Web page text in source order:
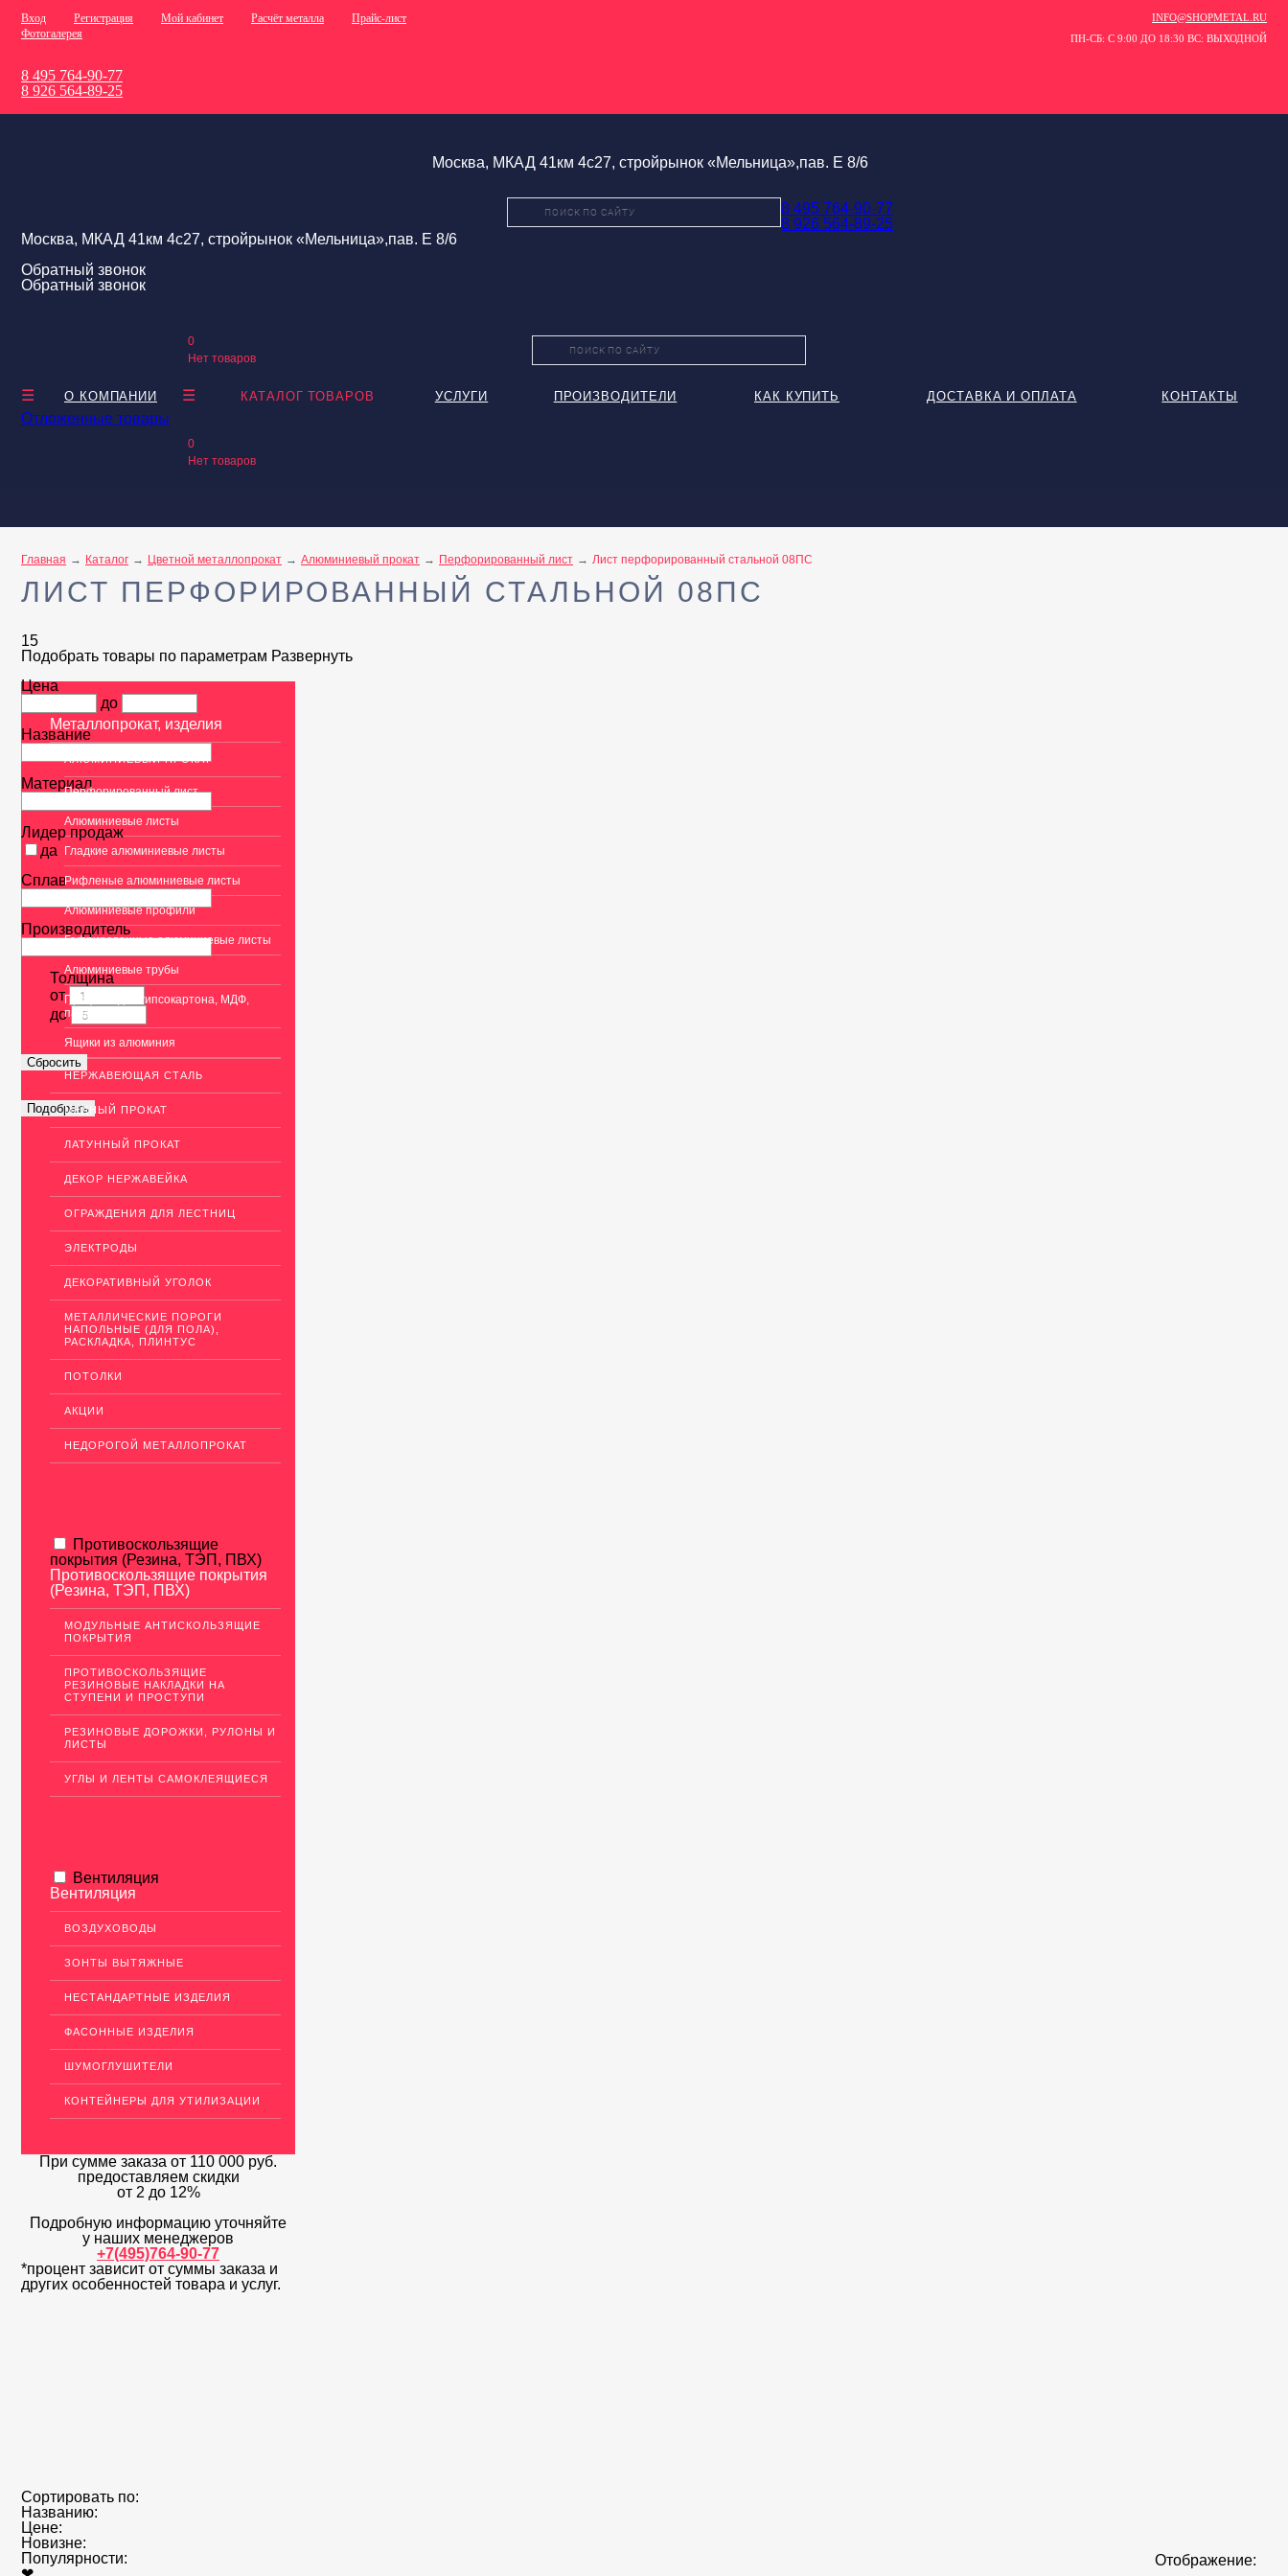
Вход Регистрация Мой кабинет Расчёт металла
Прайс-лист
Фотогалерея
INFO@SHOPMETAL.RU
ПН-СБ: С 9:00 ДО 18:30 ВС: ВЫХОДНОЙ
8 495 764-90-77
8 926 564-89-25
Москва, МКАД 41км 4с27, стройрынок «Мельница»,пав. Е 8/6
8 495 764-90-77
8 926 564-89-25
Москва, МКАД 41км 4с27, стройрынок «Мельница»,пав. Е 8/6
Обратный звонок
Обратный звонок
0
Нет товаров
О КОМПАНИИ КАТАЛОГ ТОВАРОВ УСЛУГИ ПРОИЗВОДИТЕЛИ КАК КУПИТЬ ДОСТАВКА И ОПЛАТА КОНТАКТЫ
Отложенные товары
0
Нет товаров
Главная Каталог Цветной металлопрокат Алюминиевый прокат Перфорированный лист Лист перфорированный стальной 08ПС
ЛИСТ ПЕРФОРИРОВАННЫЙ СТАЛЬНОЙ 08ПС
15
Металлопрокат, изделия
АЛЮМИНИЕВЫЙ ПРОКАТ
Перфорированный лист
Алюминиевые листы
Гладкие алюминиевые листы
Рифленые алюминиевые листы
Алюминиевые профили
Гафрированные алюминиевые листы
Алюминиевые трубы
Профиль для гипсокартона, МДФ,
панелей
Ящики из алюминия
НЕРЖАВЕЮЩАЯ СТАЛЬ
МЕДНЫЙ ПРОКАТ
ЛАТУННЫЙ ПРОКАТ
ДЕКОР НЕРЖАВЕЙКА
ОГРАЖДЕНИЯ ДЛЯ ЛЕСТНИЦ
ЭЛЕКТРОДЫ
ДЕКОРАТИВНЫЙ УГОЛОК
МЕТАЛЛИЧЕСКИЕ ПОРОГИ
НАПОЛЬНЫЕ (ДЛЯ ПОЛА),
РАСКЛАДКА, ПЛИНТУС
ПОТОЛКИ
АКЦИИ
НЕДОРОГОЙ МЕТАЛЛОПРОКАТ
Противоскользящие
покрытия (Резина, ТЭП, ПВХ)
Противоскользящие покрытия
(Резина, ТЭП, ПВХ)
МОДУЛЬНЫЕ АНТИСКОЛЬЗЯЩИЕ
ПОКРЫТИЯ
ПРОТИВОСКОЛЬЗЯЩИЕ
РЕЗИНОВЫЕ НАКЛАДКИ НА
СТУПЕНИ И ПРОСТУПИ
РЕЗИНОВЫЕ ДОРОЖКИ, РУЛОНЫ И
ЛИСТЫ
УГЛЫ И ЛЕНТЫ САМОКЛЕЯЩИЕСЯ
Вентиляция
Вентиляция
ВОЗДУХОВОДЫ
ЗОНТЫ ВЫТЯЖНЫЕ
НЕСТАНДАРТНЫЕ ИЗДЕЛИЯ
ФАСОННЫЕ ИЗДЕЛИЯ
ШУМОГЛУШИТЕЛИ
КОНТЕЙНЕРЫ ДЛЯ УТИЛИЗАЦИИ
При сумме заказа от 110 000 руб.
предоставляем скидки
от 2 до 12%
Подробную информацию уточняйте
у наших менеджеров
+7(495)764-90-77
*процент зависит от суммы заказа и
других особенностей товара и услуг.
Подобрать товары по параметрам Развернуть
Цена
до
Название
Материал
Лидер продаж
да
Сплав
Производитель
Толщина
от
до
Сортировать по:
Названию:
Цене:
Новизне:
Популярности:
Отображение: